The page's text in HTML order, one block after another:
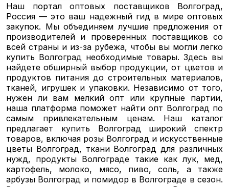
Наш портал оптовых поставщиков Волгоград,
Россия — это ваш надежный гид в мире оптовых
закупок. Мы объединяем лучшие предложения от
производителей и проверенных поставщиков со
всей страны и из-за рубежа, чтобы вы могли легко
купить Волгоград необходимые товары. Здесь вы
найдете обширный выбор продукции, от цветов и
продуктов питания до строительных материалов,
тканей, игрушек и упаковки. Независимо от того,
нужен ли вам мелкий опт или крупные партии,
наша платформа поможет найти опт Волгоград по
самым привлекательным ценам. Наш каталог
предлагает купить Волгоград широкий спектр
товаров, включая розы Волгоград и искусственные
цветы Волгоград, ткани Волгоград для различных
нужд, продукты Волгограде такие как лук, мед,
картофель, молоко, мясо, пиво, соль, а также
арбузы Волгоград и помидор в Волгограде в сезон.